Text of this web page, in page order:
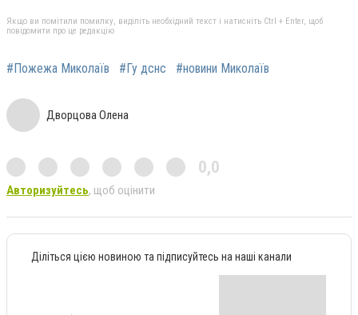
Якщо ви помітили помилку, виділіть необхідний текст і натисніть Ctrl + Enter, щоб
повідомити про це редакцію
#Пожежа Миколаїв #Гу дснс #новини Миколаїв
Дворцова Олена
0,0
Авторизуйтесь, щоб оцінити
Діліться цією новиною та підписуйтесь на наші канали